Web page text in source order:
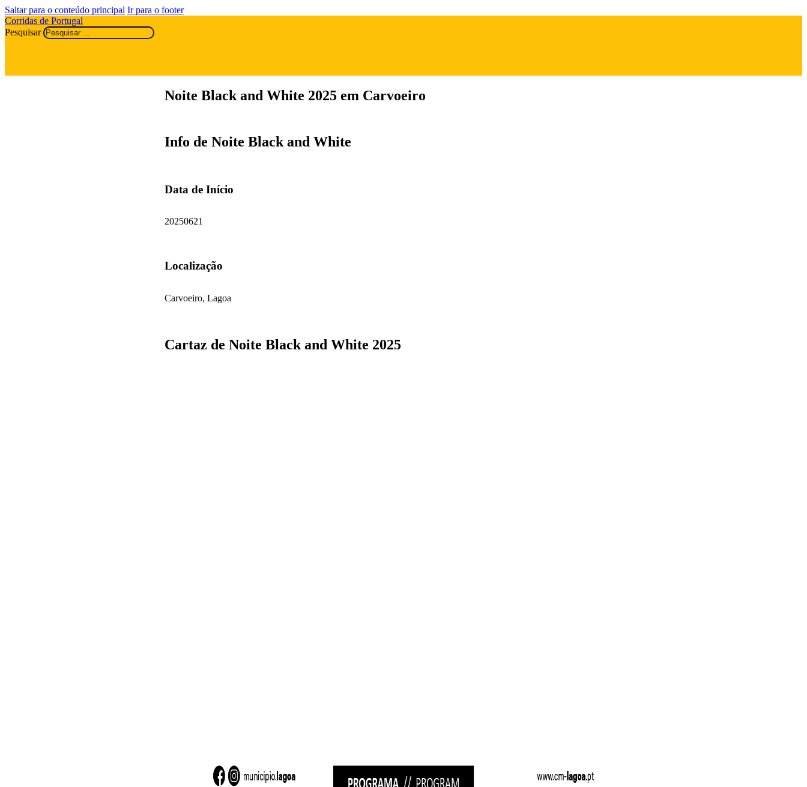
Saltar para o conteúdo principal Ir para o footer
Corridas de Portugal
Pesquisar
Noite Black and White 2025 em Carvoeiro
Info de Noite Black and White
Data de Início
20250621
Localização
Carvoeiro, Lagoa
Cartaz de Noite Black and White 2025